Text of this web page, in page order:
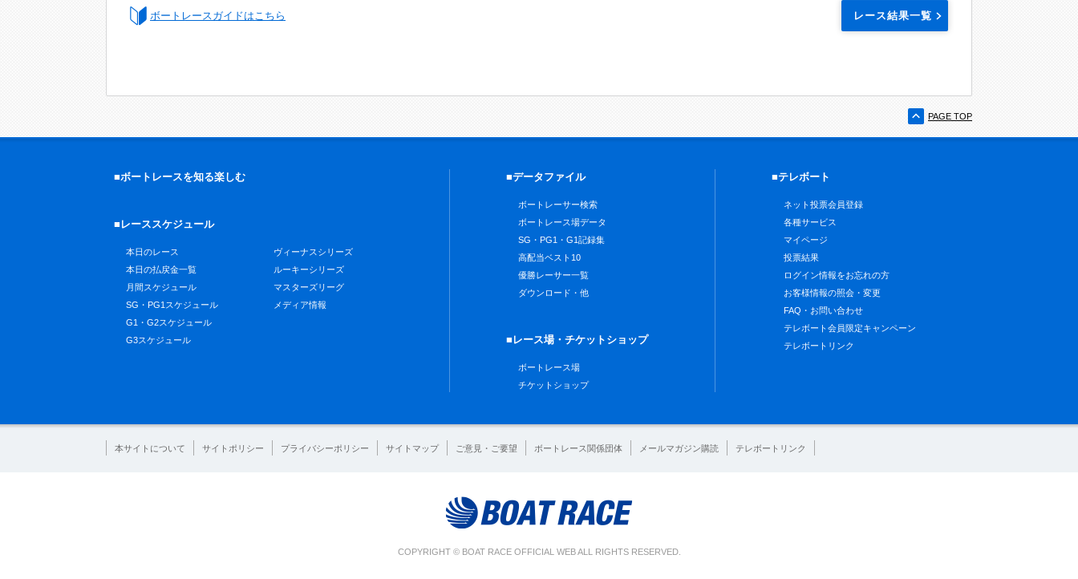
ボートレースガイドはこちら レース結果一覧
PAGE TOP
■ボートレースを知る楽しむ
■レーススケジュール
本日のレース
本日の払戻金一覧
月間スケジュール
SG・PG1スケジュール
G1・G2スケジュール
G3スケジュール
ヴィーナスシリーズ
ルーキーシリーズ
マスターズリーグ
メディア情報
■データファイル
ボートレーサー検索
ボートレース場データ
SG・PG1・G1記録集
高配当ベスト10
優勝レーサー一覧
ダウンロード・他
■レース場・チケットショップ
ボートレース場
チケットショップ
■テレボート
ネット投票会員登録
各種サービス
マイページ
投票結果
ログイン情報をお忘れの方
お客様情報の照会・変更
FAQ・お問い合わせ
テレボート会員限定キャンペーン
テレボートリンク
本サイトについて サイトポリシー プライバシーポリシー サイトマップ ご意見・ご要望 ボートレース関係団体 メールマガジン購読 テレボートリンク
COPYRIGHT © BOAT RACE OFFICIAL WEB ALL RIGHTS RESERVED.